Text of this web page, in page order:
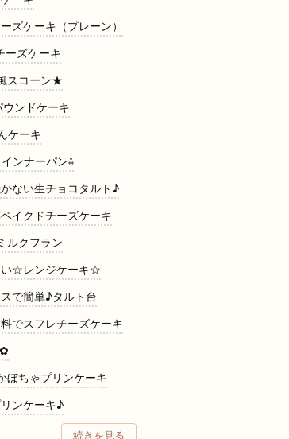
ケーキ（プレーン）
ーズケーキ
スコーン★
ンドケーキ
ケーキ
ンナーパン⁂
ない生チョコタルト♪
イクドチーズケーキ
ルクフラン
い☆レンジケーキ☆
で簡単♪タルト台
でスフレチーズケーキ
ちゃプリンケーキ
ンケーキ♪
ックスでりんごケーキ
続きを見る